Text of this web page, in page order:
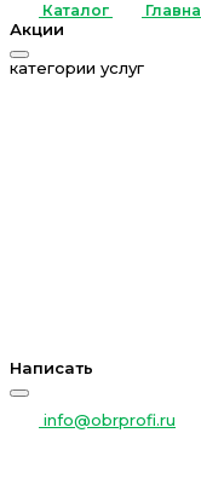
Каталог
Акции
категории услуг
Написать
info@obrprofi.ru